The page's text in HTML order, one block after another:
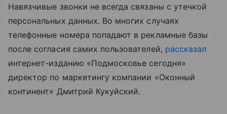
Навязчивые звонки не всегда связаны с утечкой
персональных данных. Во многих случаях
телефонные номера попадают в рекламные базы
после согласия самих пользователей, рассказал
интернет-изданию «Подмосковье сегодня»
директор по маркетингу компании «Оконный
континент» Дмитрий Кукуйский.